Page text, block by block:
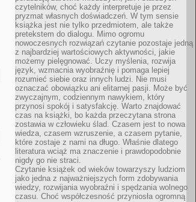
czytelników, choć każdy interpretuje je przez
pryzmat własnych doświadczeń. W tym sensie
książka jest nie tylko przedmiotem, ale także
pretekstem do dialogu. Mimo ogromu
nowoczesnych rozwiązań czytanie pozostaje jedną
z najbardziej wartościowych aktywności, jakie
możemy pielęgnować. Uczy myślenia, rozwija
język, wzmacnia wyobraźnię i pomaga lepiej
rozumieć siebie oraz innych ludzi. Nie musi
oznaczać obowiązku ani elitarnej pasji. Może być
zwyczajnym, codziennym nawykiem, który
przynosi spokój i satysfakcję. Warto znajdować
czas na książki, bo każda przeczytana strona
zostawia w człowieku ślad. Czasem jest to nowa
wiedza, czasem wzruszenie, a czasem pytanie,
które zostaje z nami na długo. Właśnie dlatego
literatura wciąż ma znaczenie i prawdopodobnie
nigdy go nie straci.
Czytanie książek od wieków towarzyszy ludziom
jako jedna z najważniejszych form zdobywania
wiedzy, rozwijania wyobraźni i spędzania wolnego
czasu. Choć współczesność przyniosła ogromną